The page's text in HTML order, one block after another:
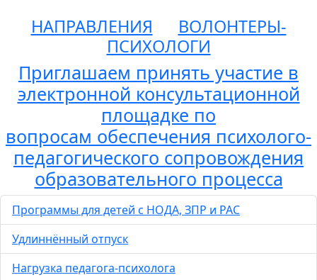
НАПРАВЛЕНИЯ
ВОЛОНТЕРЫ-
ПСИХОЛОГИ
Приглашаем принять участие в
электронной консультационной
площадке по
вопросам обеспечения психолого-
педагогического сопровождения
образовательного процесса
Программы для детей с НОДА, ЗПР и РАС
Удлиннённый отпуск
Нагрузка педагога-психолога